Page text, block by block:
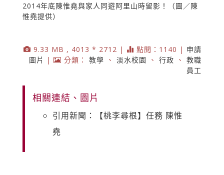
2014年底陳惟堯與家人同遊阿里山時留影！（圖／陳
惟堯提供）
9.33 MB , 4013 * 2712 | 點閱：1140 | 申請
圖片
| 分類： 教學 、 淡水校園 、 行政 、 教職
員工
相關連結、圖片
引用新聞：【桃李尋根】任務 陳惟
堯